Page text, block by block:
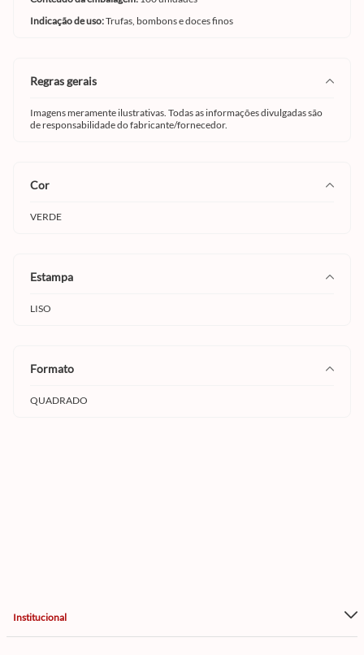
Indicação de uso:Trufas, bombons e doces finos
regras gerais
Imagens meramente ilustrativas. Todas as informações divulgadas são
de responsabilidade do fabricante/fornecedor.
cor
VERDE
estampa
LISO
formato
QUADRADO
Institucional